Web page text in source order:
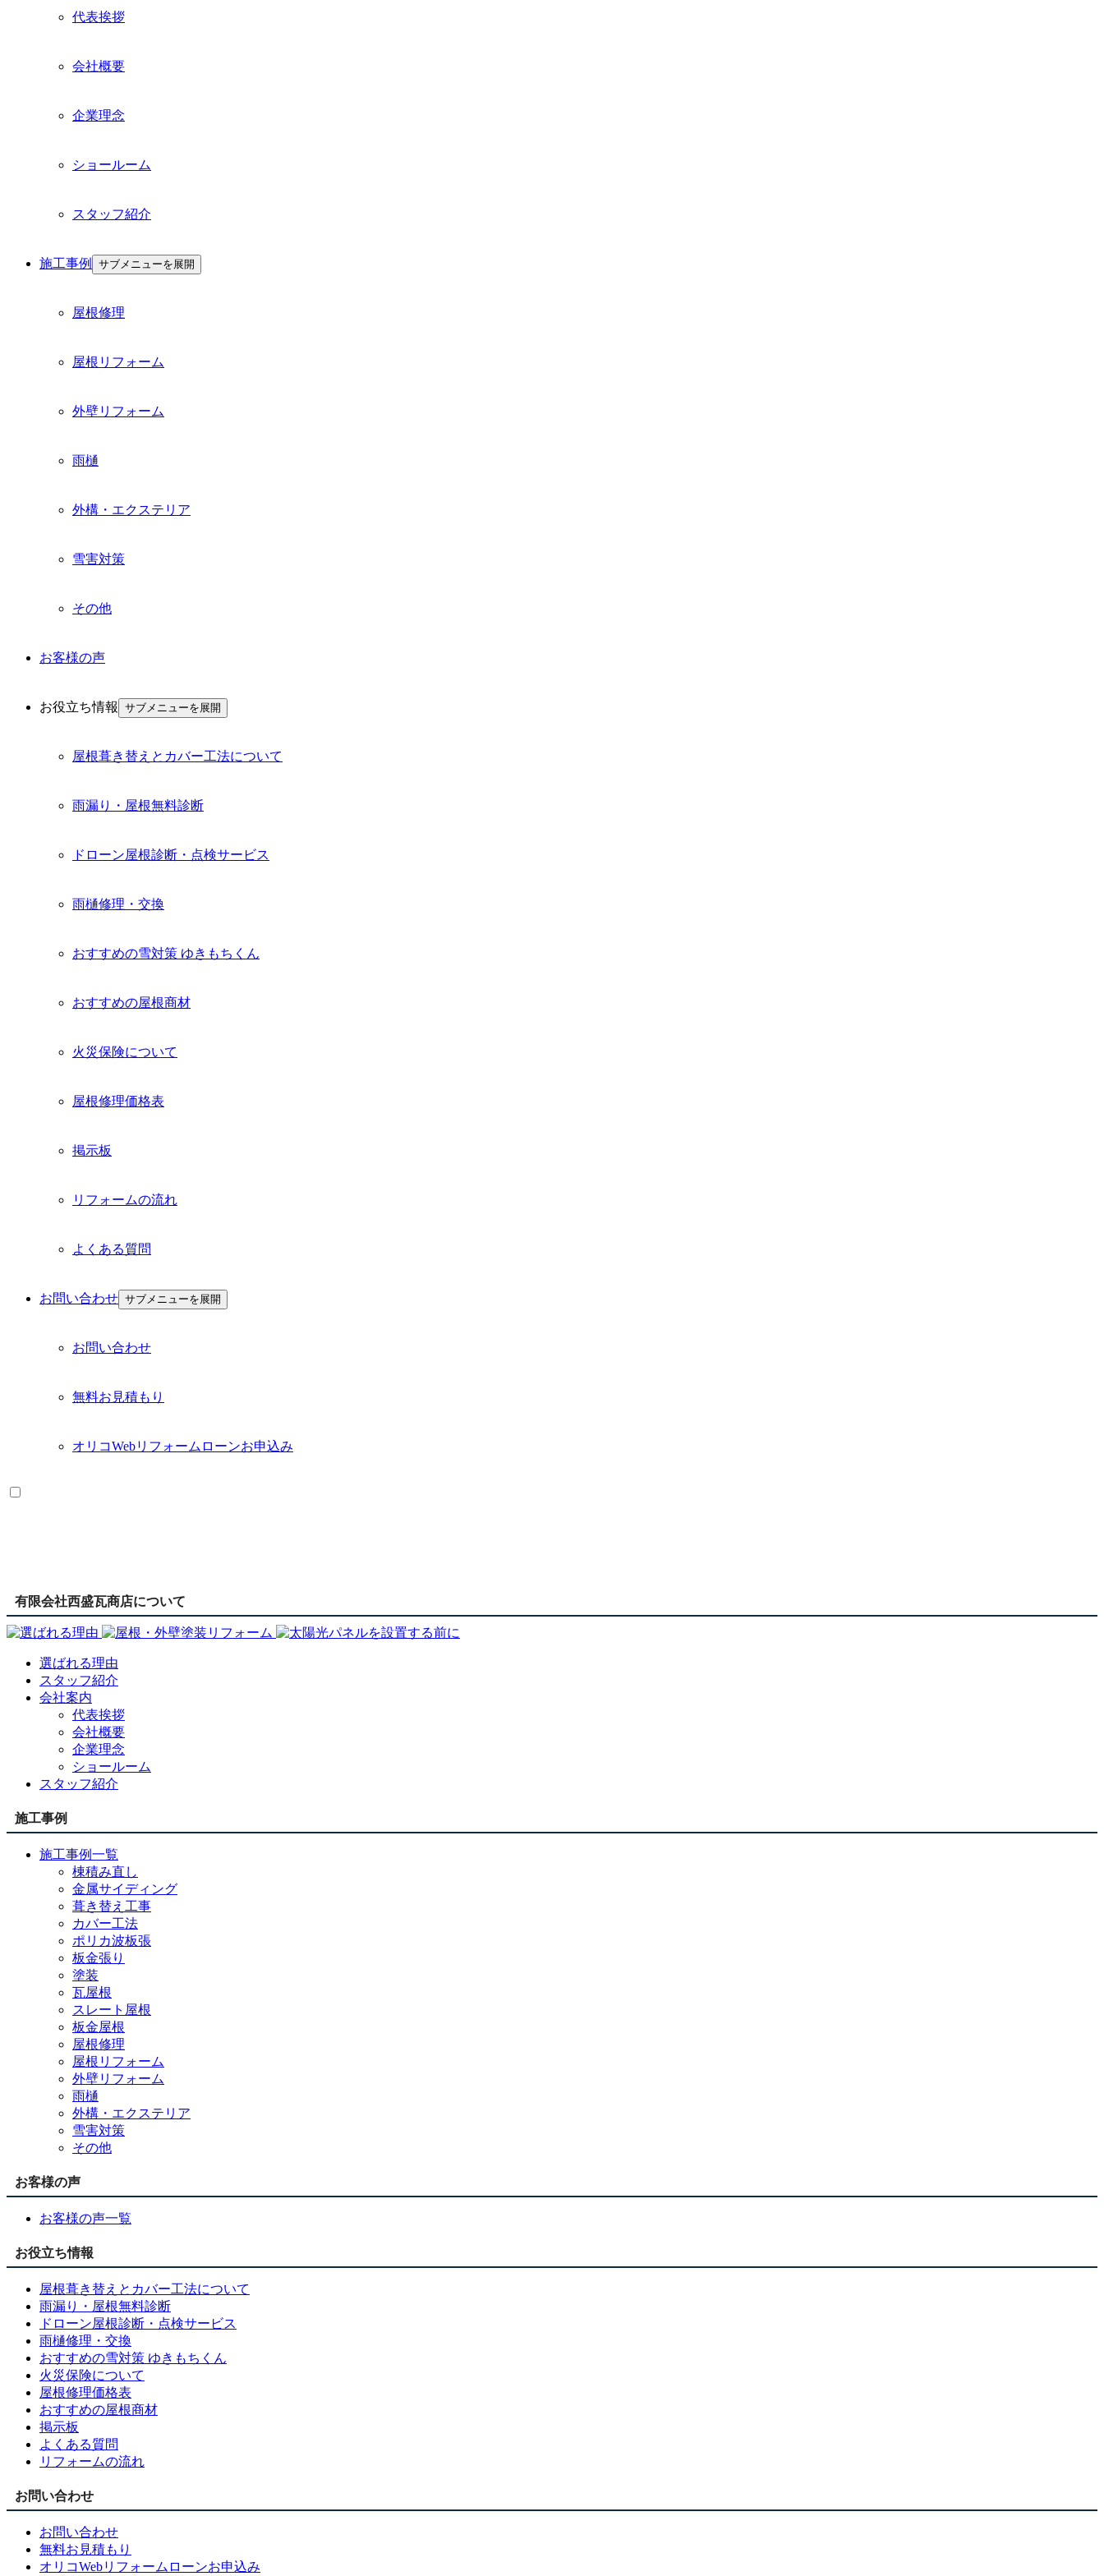
代表挨拶
会社概要
企業理念
ショールーム
スタッフ紹介
施工事例 サブメニューを展開
屋根修理
屋根リフォーム
外壁リフォーム
雨樋
外構・エクステリア
雪害対策
その他
お客様の声
お役立ち情報 サブメニューを展開
屋根葺き替えとカバー工法について
雨漏り・屋根無料診断
ドローン屋根診断・点検サービス
雨樋修理・交換
おすすめの雪対策 ゆきもちくん
おすすめの屋根商材
火災保険について
屋根修理価格表
掲示板
リフォームの流れ
よくある質問
お問い合わせ サブメニューを展開
お問い合わせ
無料お見積もり
オリコWebリフォームローンお申込み
有限会社西盛瓦商店について
選ばれる理由
スタッフ紹介
会社案内
代表挨拶
会社概要
企業理念
ショールーム
スタッフ紹介
施工事例
施工事例一覧
棟積み直し
金属サイディング
葺き替え工事
カバー工法
ポリカ波板張
板金張り
塗装
瓦屋根
スレート屋根
板金屋根
屋根修理
屋根リフォーム
外壁リフォーム
雨樋
外構・エクステリア
雪害対策
その他
お客様の声
お客様の声一覧
お役立ち情報
屋根葺き替えとカバー工法について
雨漏り・屋根無料診断
ドローン屋根診断・点検サービス
雨樋修理・交換
おすすめの雪対策 ゆきもちくん
火災保険について
屋根修理価格表
おすすめの屋根商材
掲示板
よくある質問
リフォームの流れ
お問い合わせ
お問い合わせ
無料お見積もり
オリコWebリフォームローンお申込み